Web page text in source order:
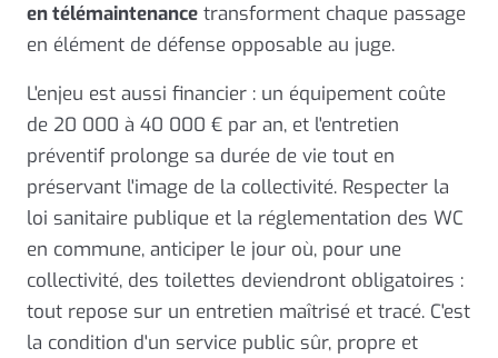
en télémaintenance transforment chaque passage
en élément de défense opposable au juge.
L'enjeu est aussi financier : un équipement coûte
de 20 000 à 40 000 € par an, et l'entretien
préventif prolonge sa durée de vie tout en
préservant l'image de la collectivité. Respecter la
loi sanitaire publique et la réglementation des WC
en commune, anticiper le jour où, pour une
collectivité, des toilettes deviendront obligatoires :
tout repose sur un entretien maîtrisé et tracé. C'est
la condition d'un service public sûr, propre et